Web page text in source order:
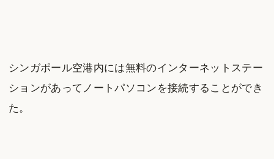
シンガポール空港内には無料のインターネットステー
ションがあってノートパソコンを接続することができ
た。